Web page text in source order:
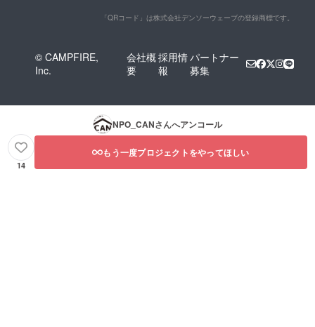
「QRコード」は株式会社デンソーウェーブの登録商標です。
© CAMPFIRE,
Inc.
会社概
要
採用情
報
パートナー
募集
NPO_CANさんへアンコール
14
もう一度プロジェクトをやってほしい